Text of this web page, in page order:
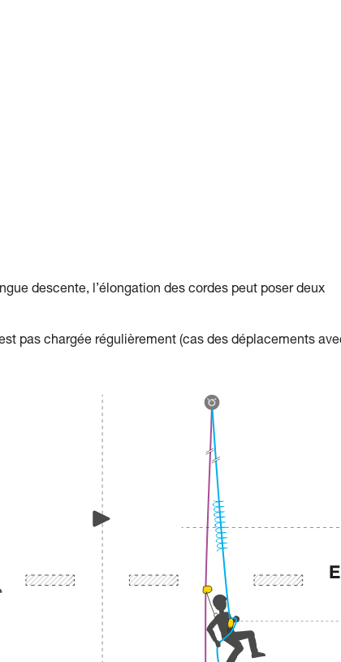
descente, l’élongation des cordes peut poser deux
pas chargée régulièrement (cas des déplacements